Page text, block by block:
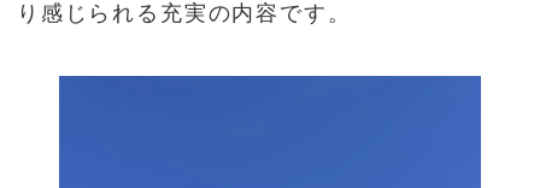
り感じられる充実の内容です。